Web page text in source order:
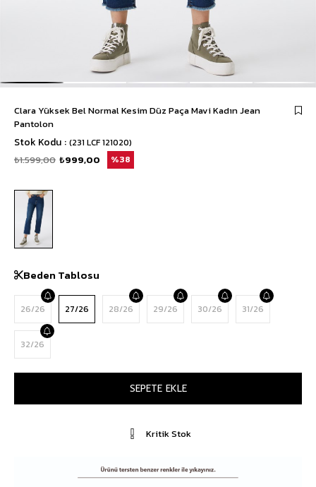
Clara Yüksek Bel Normal Kesim Düz Paça Mavi Kadın Jean
Pantolon
Stok Kodu (231 LCF 121020)
₺1.599,00 ₺999,00 38
Beden Tablosu
26/26 27/26 28/26 29/26 30/26 31/26
32/26
Kritik Stok